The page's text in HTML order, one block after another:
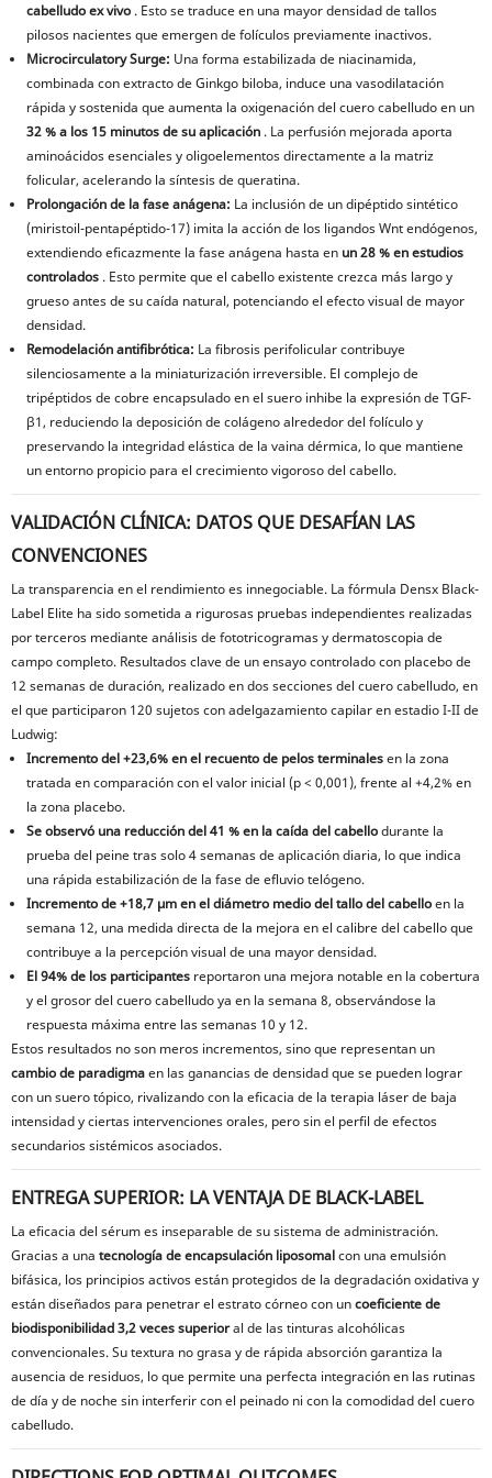
cabelludo ex vivo . Esto se traduce en una mayor densidad de tallos
pilosos nacientes que emergen de folículos previamente inactivos.
Microcirculatory Surge: Una forma estabilizada de niacinamida,
combinada con extracto de Ginkgo biloba, induce una vasodilatación
rápida y sostenida que aumenta la oxigenación del cuero cabelludo en un
32 % a los 15 minutos de su aplicación . La perfusión mejorada aporta
aminoácidos esenciales y oligoelementos directamente a la matriz
folicular, acelerando la síntesis de queratina.
Prolongación de la fase anágena: La inclusión de un dipéptido sintético
(miristoil-pentapéptido-17) imita la acción de los ligandos Wnt endógenos,
extendiendo eficazmente la fase anágena hasta en un 28 % en estudios
controlados . Esto permite que el cabello existente crezca más largo y
grueso antes de su caída natural, potenciando el efecto visual de mayor
densidad.
Remodelación antifibrótica: La fibrosis perifolicular contribuye
silenciosamente a la miniaturización irreversible. El complejo de
tripéptidos de cobre encapsulado en el suero inhibe la expresión de TGF-
β1, reduciendo la deposición de colágeno alrededor del folículo y
preservando la integridad elástica de la vaina dérmica, lo que mantiene
un entorno propicio para el crecimiento vigoroso del cabello.
VALIDACIÓN CLÍNICA: DATOS QUE DESAFÍAN LAS
CONVENCIONES
La transparencia en el rendimiento es innegociable. La fórmula Densx Black-
Label Elite ha sido sometida a rigurosas pruebas independientes realizadas
por terceros mediante análisis de fototricogramas y dermatoscopia de
campo completo. Resultados clave de un ensayo controlado con placebo de
12 semanas de duración, realizado en dos secciones del cuero cabelludo, en
el que participaron 120 sujetos con adelgazamiento capilar en estadio I-II de
Ludwig:
Incremento del +23,6% en el recuento de pelos terminalesen la zona
tratada en comparación con el valor inicial (p < 0,001), frente al +4,2% en
la zona placebo.
Se observó una reducción del 41 % en la caída del cabellodurante la
prueba del peine tras solo 4 semanas de aplicación diaria, lo que indica
una rápida estabilización de la fase de efluvio telógeno.
Incremento de +18,7 μm en el diámetro medio del tallo del cabelloen la
semana 12, una medida directa de la mejora en el calibre del cabello que
contribuye a la percepción visual de una mayor densidad.
El 94% de los participantes reportaron una mejora notable en la cobertura
y el grosor del cuero cabelludo ya en la semana 8, observándose la
respuesta máxima entre las semanas 10 y 12.
Estos resultados no son meros incrementos, sino que representan un
cambio de paradigmaen las ganancias de densidad que se pueden lograr
con un suero tópico, rivalizando con la eficacia de la terapia láser de baja
intensidad y ciertas intervenciones orales, pero sin el perfil de efectos
secundarios sistémicos asociados.
ENTREGA SUPERIOR: LA VENTAJA DE BLACK-LABEL
La eficacia del sérum es inseparable de su sistema de administración.
Gracias a una tecnología de encapsulación liposomalcon una emulsión
bifásica, los principios activos están protegidos de la degradación oxidativa y
están diseñados para penetrar el estrato córneo con uncoeficiente de
biodisponibilidad 3,2 veces superioral de las tinturas alcohólicas
convencionales. Su textura no grasa y de rápida absorción garantiza la
ausencia de residuos, lo que permite una perfecta integración en las rutinas
de día y de noche sin interferir con el peinado ni con la comodidad del cuero
cabelludo.